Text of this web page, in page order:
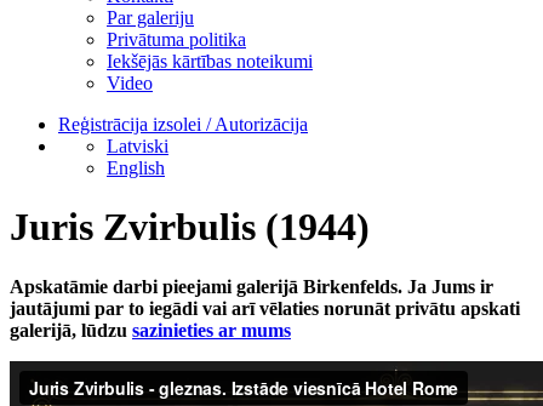
Par galeriju
Privātuma politika
Iekšējās kārtības noteikumi
Video
Reģistrācija izsolei / Autorizācija
Latviski
English
Juris Zvirbulis (1944)
Apskatāmie darbi pieejami galerijā Birkenfelds. Ja Jums ir
jautājumi par to iegādi vai arī vēlaties norunāt privātu apskati
galerijā, lūdzu sazinieties ar mums